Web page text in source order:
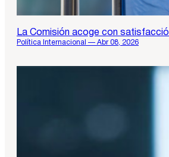
La Comisión acoge con
Política Internacional — Abr 08, 2026